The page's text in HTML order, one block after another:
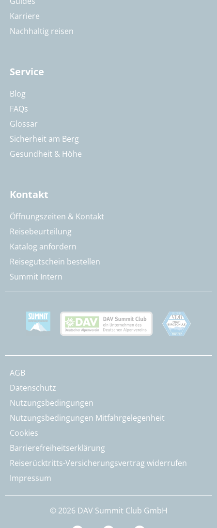
Karriere
Nachhaltig reisen
Service
Blog
FAQs
Glossar
Sicherheit am Berg
Gesundheit & Höhe
Kontakt
Öffnungszeiten & Kontakt
Reisebeurteilung
Katalog anfordern
Reisegutschein bestellen
Summit Intern
AGB
Datenschutz
Nutzungsbedingungen
Nutzungsbedingungen Mitfahrgelegenheit
Cookies
Barrierefreiheitserklärung
Reiserücktritts-Versicherungsvertrag widerrufen
Impressum
© 2026 DAV Summit Club GmbH